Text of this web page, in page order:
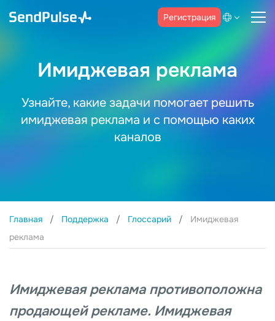
Регистрация
Имиджевая реклама
Узнайте, какие задачи помогает решить
имиджевая реклама и с помощью каких
каналов
Главная Поддержка Глоссарий
Имиджевая
реклама
Имиджевая реклама противоположна
продающей рекламе. Имиджевая